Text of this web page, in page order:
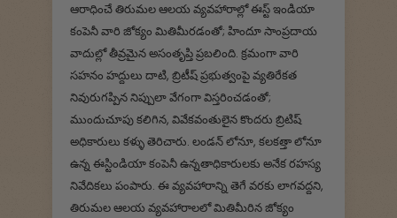
ఆరాధించే తిరుమల ఆలయ వ్యవహారాల్లో ఈస్ట్ ఇండియా
కంపెనీ వారి జోక్యం మితిమీరడంతో; హిందూ సాంప్రదాయ
వాదుల్లో తీవ్రమైన అసంతృప్తి ప్రబలింది. క్రమంగా వారి
సహనం హద్దులు దాటి, బ్రిటీష్ ప్రభుత్వంపై వ్యతిరేకత
నివురుగప్పిన నిప్పులా వేగంగా విస్తరించడంతో;
ముందుచూపు కలిగిన, వివేకవంతులైన కొందరు బ్రిటిష్
అధికారులు కళ్ళు తెరిచారు. లండన్ లోనూ, కలకత్తా లోనూ
ఉన్న ఈస్టిండియా కంపెనీ ఉన్నతాధికారులకు అనేక రహస్య
నివేదికలు పంపారు. ఈ వ్యవహారాన్ని తెగే వరకు లాగవద్దని,
తిరుమల ఆలయ వ్యవహారాలలో మితిమీరిన జోక్యం